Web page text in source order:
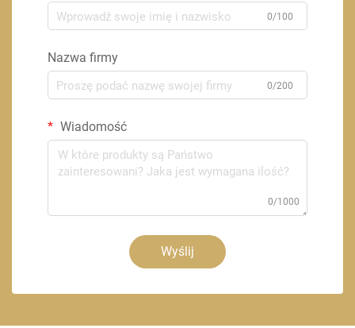
0/100
Nazwa firmy
0/200
Wiadomość
0/1000
Wyślij